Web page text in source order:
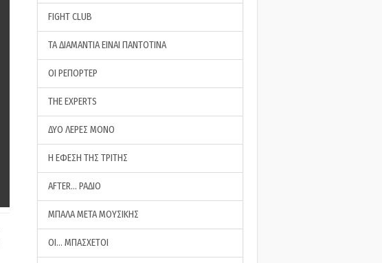
FIGHT CLUB
ΤΑ ΔΙΑΜΑΝΤΙΑ ΕΙΝΑΙ ΠΑΝΤΟΤΙΝΑ
ΟΙ ΡΕΠΟΡΤΕΡ
THE EXPERTS
ΔΥΟ ΛΕΡΕΣ ΜΟΝΟ
Η ΕΦΕΣΗ ΤΗΣ ΤΡΙΤΗΣ
AFTER… ΡΑΔΙΟ
ΜΠΑΛΑ ΜΕΤΑ ΜΟΥΣΙΚΗΣ
ΟΙ… ΜΠΑΣΧΕΤΟΙ